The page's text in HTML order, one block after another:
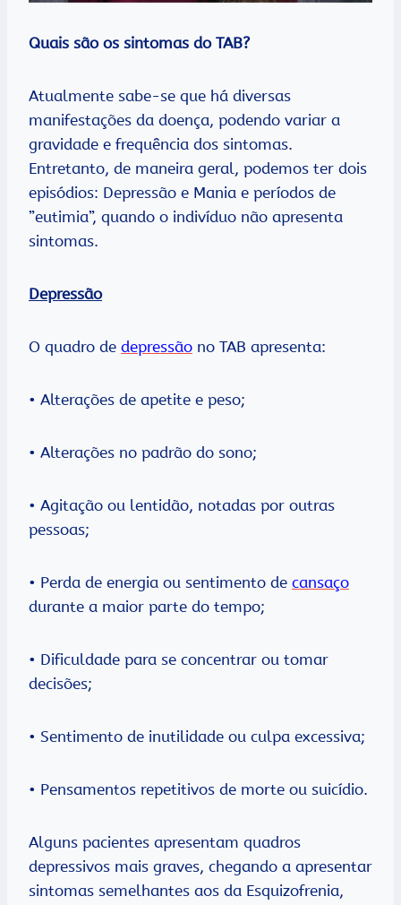
Quais são os sintomas do TAB?
Atualmente sabe-se que há diversas
manifestações da doença, podendo variar a
gravidade e frequência dos sintomas.
Entretanto, de maneira geral, podemos ter dois
episódios: Depressão e Mania e períodos de
”eutimia”, quando o indivíduo não apresenta
sintomas.
Depressão
O quadro de depressão no TAB apresenta:
• Alterações de apetite e peso;
• Alterações no padrão do sono;
• Agitação ou lentidão, notadas por outras
pessoas;
• Perda de energia ou sentimento de cansaço
durante a maior parte do tempo;
• Dificuldade para se concentrar ou tomar
decisões;
• Sentimento de inutilidade ou culpa excessiva;
• Pensamentos repetitivos de morte ou suicídio.
Alguns pacientes apresentam quadros
depressivos mais graves, chegando a apresentar
sintomas semelhantes aos da Esquizofrenia,